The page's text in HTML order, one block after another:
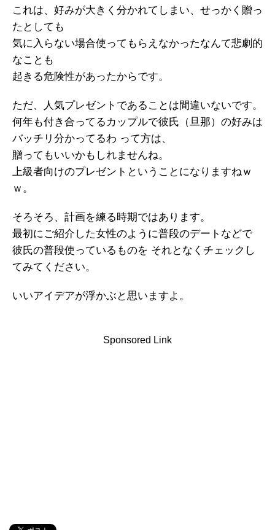
これは、好みが大きく分かれてしまい、せっかく贈っ
たとしても
気に入らない場合使ってもらえなかったなんて悲劇的
なことも
起きる危険性があったからです。
ただ、人気プレゼントであることは間違いないです。
何年も付き合ってるカップルで彼氏（旦那）の好みは
バッチリ分かってるわ って方は、
贈ってもいいかもしれませんね。
上級者向けのプレゼントということになりますねｗ
ｗ。
そろそろ、計画を練る時期ではあります。
最初にご紹介した女性のように普段のデートなどで
彼氏の普段使っているものを それとなくチェックし
てみてください。
いいアイデアが浮かぶと思いますよ。
Sponsored Link